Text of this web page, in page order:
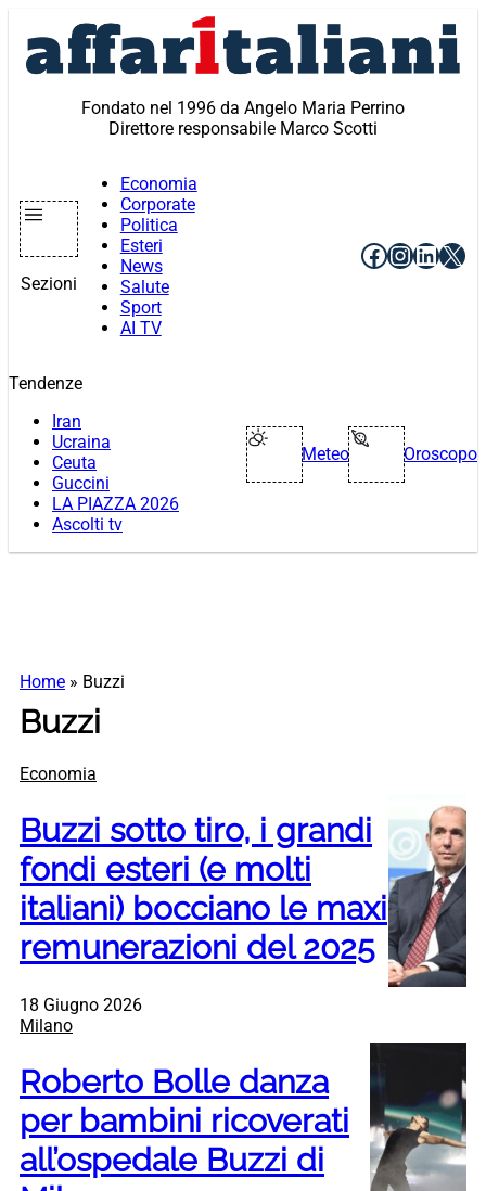
contenuto
Fondato nel 1996 da Angelo Maria Perrino
Direttore responsabile Marco Scotti
Sezioni
Economia
Corporate
Politica
Esteri
News
Salute
Sport
AI TV
Facebook
X
Tendenze
Iran
Ucraina
Ceuta
Guccini
LA PIAZZA 2026
Ascolti tv
Meteo Oroscopo
Home » Buzzi
Buzzi
Economia
Buzzi sotto tiro, i grandi
fondi esteri (e molti
italiani) bocciano le maxi
remunerazioni del 2025
18 Giugno 2026
Milano
Roberto Bolle danza
per bambini ricoverati
all’ospedale Buzzi di